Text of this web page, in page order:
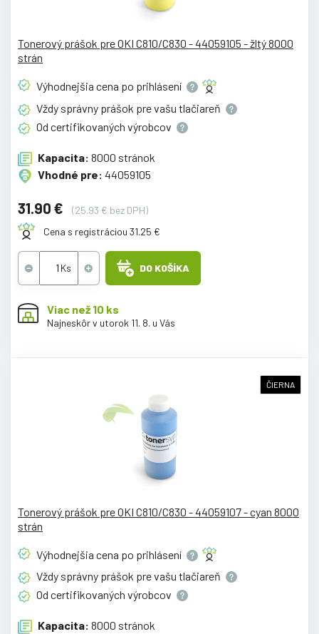
Tonerový prášok pre OKI C810/C830 - 44059105 - žltý 8000
strán
Výhodnejšia cena po prihlásení
Vždy správny prášok pre vašu tlačiareň
Od certifikovaných výrobcov
Kapacita: 8000 stránok
Vhodné pre: 44059105
31.90 €
(25.93 € bez DPH)
Cena s registráciou 31.25 €
DO KOŠÍKA
Viac než 10 ks
Najneskôr v utorok 11. 8. u Vás
ČIERNA
Tonerový prášok pre OKI C810/C830 - 44059107 - cyan 8000
strán
Výhodnejšia cena po prihlásení
Vždy správny prášok pre vašu tlačiareň
Od certifikovaných výrobcov
Kapacita: 8000 stránok